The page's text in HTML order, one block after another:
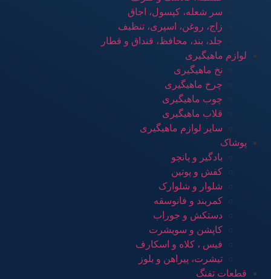
سر شعله، کپسول، اجاق
زاج، روغن، اسپری، تنظیف
جلد، بند، محافظ، قنداق و قطار
لوازم ماهیگیری
نخ ماهیگیری
چرخ ماهیگیری
چوب ماهیگیری
قلاب ماهیگیری
سایر لوازم ماهیگیری
پوشاک
بادگیر و پانچو
کفش و پوتین
شلوار و شلوارک
کمربند و فانوسقه
دستکش و جوراب
کاپشن و سویشرت
فیس ، کلاه و اسکارف
تیشرت، پیراهن و بلوز
قطعات تفنگ